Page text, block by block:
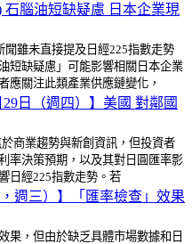
石腦油短缺疑慮 日本企業現
雖未直接提及日經225指數走勢
短缺疑慮」可能影響相關日本企業
應關注此類產業供應鏈變化，
日（週四）】美國 對鄰國
商業趨勢與新創資訊，但投資者
率決策預期，以及其對日圓匯率影
日經225指數走勢。若
週三）】「匯率檢查」效果
果，但由於缺乏具體市場數據和日